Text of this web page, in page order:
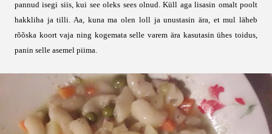
pannud isegi siis, kui see oleks sees olnud. Küll aga lisasin omalt poolt
hakkliha ja tilli. Aa, kuna ma olen loll ja unustasin ära, et mul läheb
rõõska koort vaja ning kogemata selle varem ära kasutasin ühes toidus,
panin selle asemel piima.